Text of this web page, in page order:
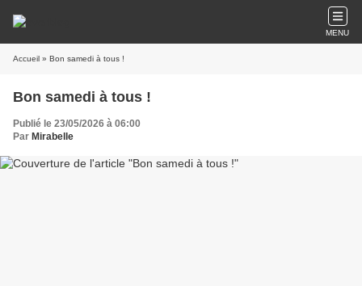
MENU
Accueil » Bon samedi à tous !
Bon samedi à tous !
Publié le 23/05/2026 à 06:00
Par Mirabelle